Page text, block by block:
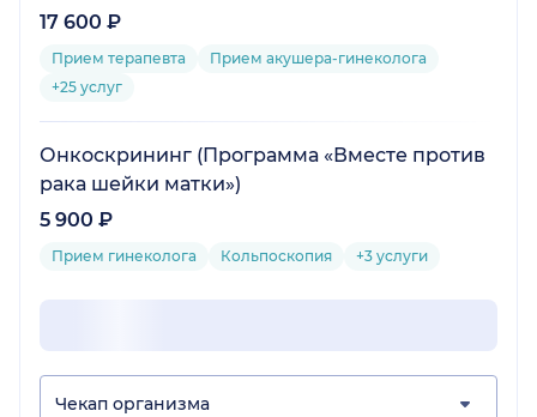
17 600 ₽
Прием терапевта
Прием акушера-гинеколога
+25 услуг
Онкоскрининг (Программа «Вместе против
рака шейки матки»)
5 900 ₽
Прием гинеколога Кольпоскопия +3 услуги
Чекап организма